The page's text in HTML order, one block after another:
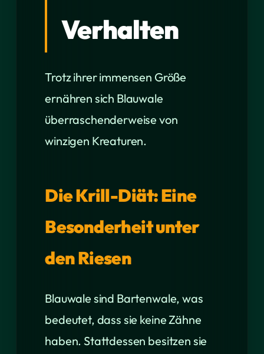
Verhalten
Trotz ihrer immensen Größe
ernähren sich Blauwale
überraschenderweise von
winzigen Kreaturen.
Die Krill-Diät: Eine
Besonderheit unter
den Riesen
Blauwale sind Bartenwale, was
bedeutet, dass sie keine Zähne
haben. Stattdessen besitzen sie